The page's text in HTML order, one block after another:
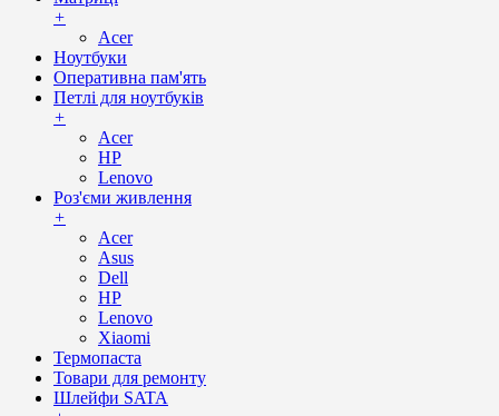
+
Acer
Ноутбуки
Оперативна пам'ять
Петлі для ноутбуків
+
Acer
HP
Lenovo
Роз'єми живлення
+
Acer
Asus
Dell
HP
Lenovo
Xiaomi
Термопаста
Товари для ремонту
Шлейфи SATA